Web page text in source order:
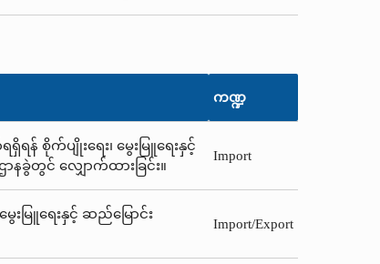
ကဏ္ဍ
စိုက်ပျိုးရေး၊ မွေးမြူရေးနှင့်
နခွဲတွင် လျှောက်ထားခြင်း။
Import
းမြူရေးနှင့် ဆည်မြောင်း
Import/Export